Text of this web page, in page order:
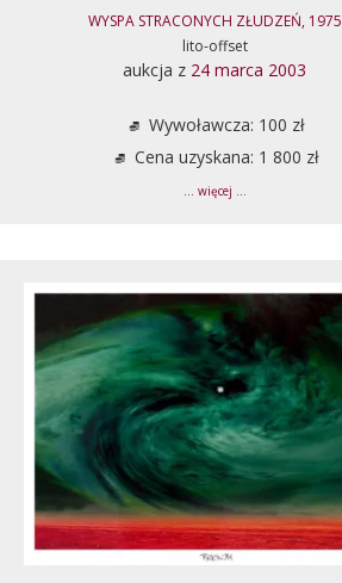
WYSPA STRACONYCH ZŁUDZEŃ, 1975
lito-offset
aukcja z 24 marca 2003
Wywoławcza: 100 zł
Cena uzyskana: 1 800 zł
... więcej ...